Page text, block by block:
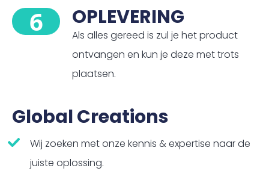
6 OPLEVERING
Als alles gereed is zul je het product
ontvangen en kun je deze met trots
plaatsen.
Global Creations
Wij zoeken met onze kennis & expertise naar de
juiste oplossing.